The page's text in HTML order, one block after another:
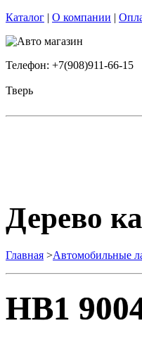
Каталог | О компании |
Телефон: +7(908)911-66-15
Тверь
Дерево
Главная >Автомобильные
HB1